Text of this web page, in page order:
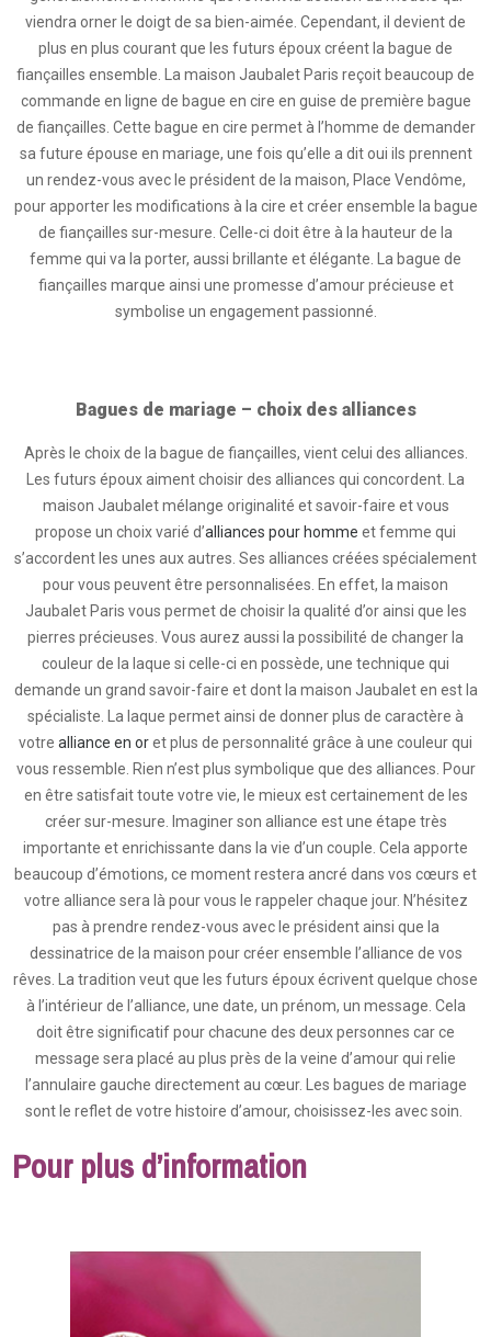
viendra orner le doigt de sa bien-aimée. Cependant, il devient de
plus en plus courant que les futurs époux créent la bague de
fiançailles ensemble. La maison Jaubalet Paris reçoit beaucoup de
commande en ligne de bague en cire en guise de première bague
de fiançailles. Cette bague en cire permet à l’homme de demander
sa future épouse en mariage, une fois qu’elle a dit oui ils prennent
un rendez-vous avec le président de la maison, Place Vendôme,
pour apporter les modifications à la cire et créer ensemble la bague
de fiançailles sur-mesure. Celle-ci doit être à la hauteur de la
femme qui va la porter, aussi brillante et élégante. La bague de
fiançailles marque ainsi une promesse d’amour précieuse et
symbolise un engagement passionné.
Bagues de mariage – choix des alliances
Après le choix de la bague de fiançailles, vient celui des alliances.
Les futurs époux aiment choisir des alliances qui concordent. La
maison Jaubalet mélange originalité et savoir-faire et vous
propose un choix varié d’alliances pour homme et femme qui
s’accordent les unes aux autres. Ses alliances créées spécialement
pour vous peuvent être personnalisées. En effet, la maison
Jaubalet Paris vous permet de choisir la qualité d’or ainsi que les
pierres précieuses. Vous aurez aussi la possibilité de changer la
couleur de la laque si celle-ci en possède, une technique qui
demande un grand savoir-faire et dont la maison Jaubalet en est la
spécialiste. La laque permet ainsi de donner plus de caractère à
votre alliance en oret plus de personnalité grâce à une couleur qui
vous ressemble. Rien n’est plus symbolique que des alliances. Pour
en être satisfait toute votre vie, le mieux est certainement de les
créer sur-mesure. Imaginer son alliance est une étape très
importante et enrichissante dans la vie d’un couple. Cela apporte
beaucoup d’émotions, ce moment restera ancré dans vos cœurs et
votre alliance sera là pour vous le rappeler chaque jour. N’hésitez
pas à prendre rendez-vous avec le président ainsi que la
dessinatrice de la maison pour créer ensemble l’alliance de vos
rêves. La tradition veut que les futurs époux écrivent quelque chose
à l’intérieur de l’alliance, une date, un prénom, un message. Cela
doit être significatif pour chacune des deux personnes car ce
message sera placé au plus près de la veine d’amour qui relie
l’annulaire gauche directement au cœur. Les bagues de mariage
sont le reflet de votre histoire d’amour, choisissez-les avec soin.
Pour plus d’information